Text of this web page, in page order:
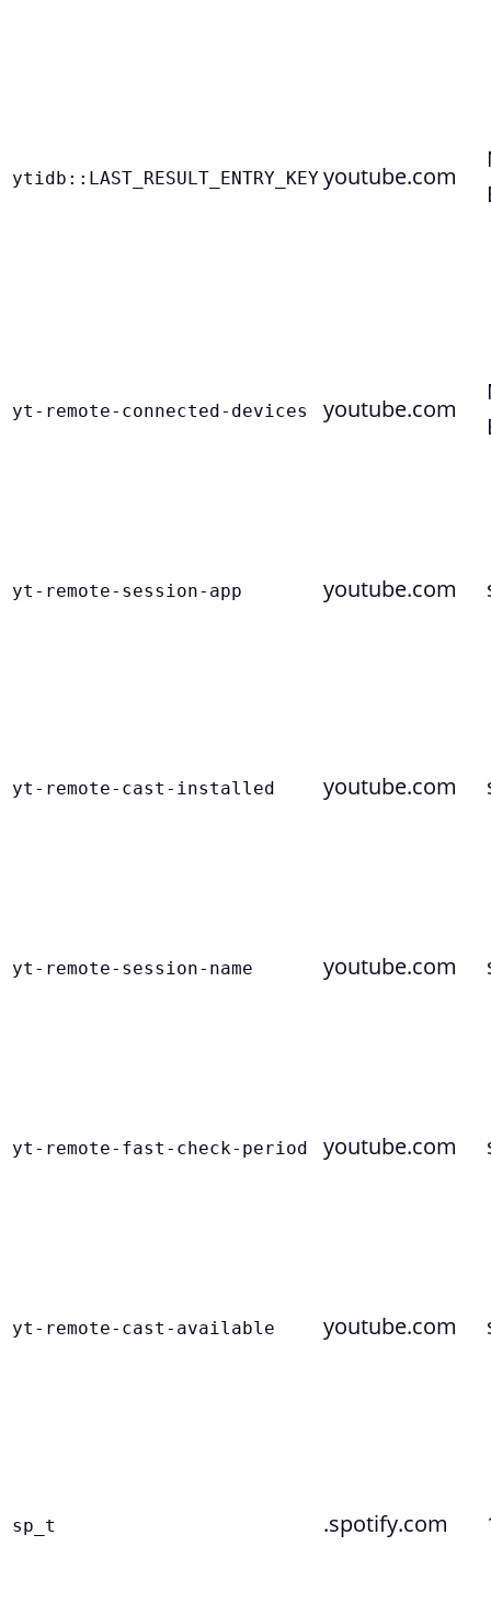
ytidb::LAST_RESULT_ENTRY_KEY youtube.com
yt-remote-connected-devices youtube.com
yt-remote-session-app youtube.com
yt-remote-cast-installed youtube.com
yt-remote-session-name youtube.com
yt-remote-fast-check-period youtube.com
yt-remote-cast-available youtube.com
sp_t .spotify.com